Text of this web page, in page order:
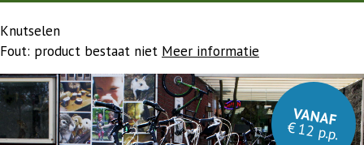
Knutselen
Fout: product bestaat niet Meer informatie
VANAF
€ 12 p.p.